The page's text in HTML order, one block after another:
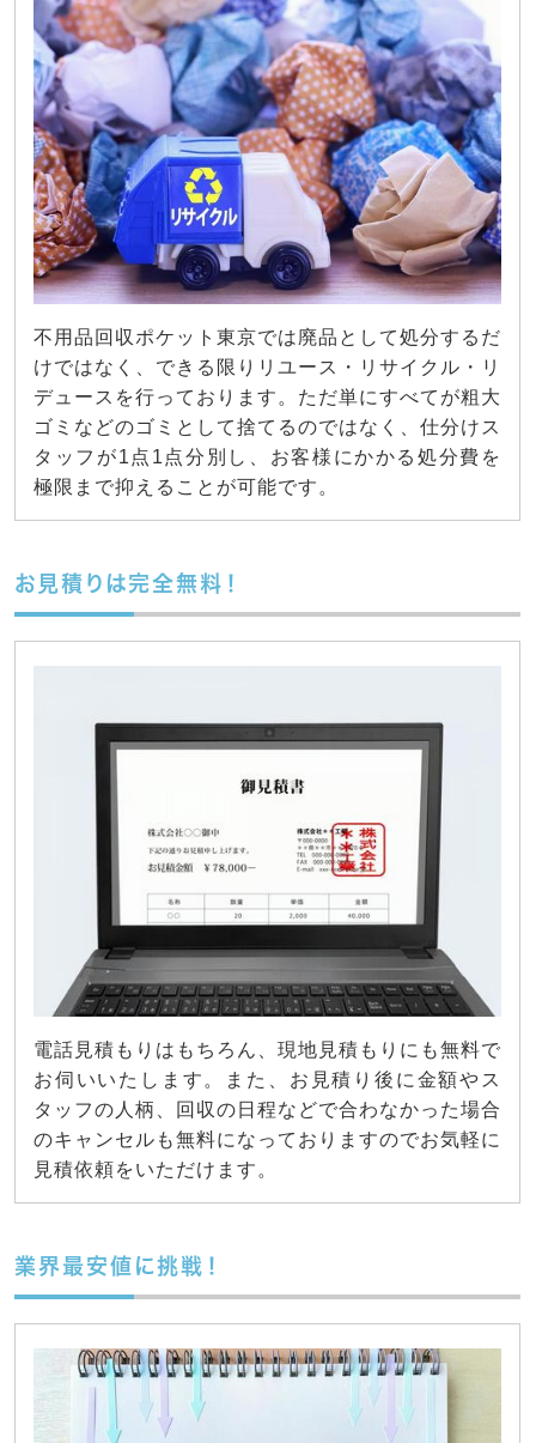
不用品回収ポケット東京では廃品として処分するだ
けではなく、できる限りリユース・リサイクル・リ
デュースを行っております。ただ単にすべてが粗大
ゴミなどのゴミとして捨てるのではなく、仕分けス
タッフが1点1点分別し、お客様にかかる処分費を
極限まで抑えることが可能です。
お見積りは完全無料！
電話見積もりはもちろん、現地見積もりにも無料で
お伺いいたします。また、お見積り後に金額やス
タッフの人柄、回収の日程などで合わなかった場合
のキャンセルも無料になっておりますのでお気軽に
見積依頼をいただけます。
業界最安値に挑戦！